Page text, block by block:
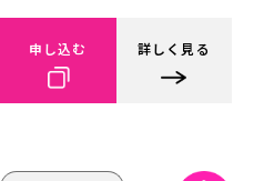
申し込む 詳しく見る